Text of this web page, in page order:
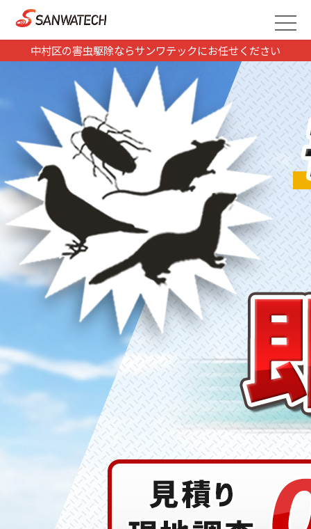
中村区の害虫駆除ならサンワテックにお任せください